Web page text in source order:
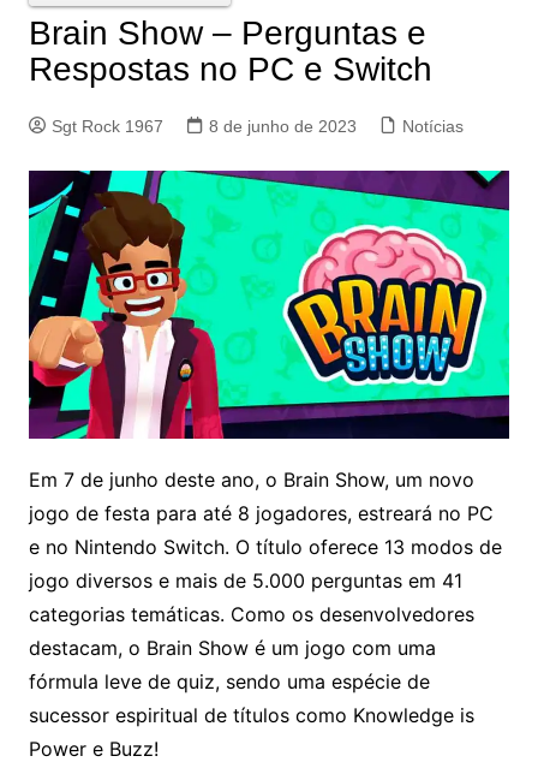
Brain Show – Perguntas e
Respostas no PC e Switch
Sgt Rock 1967 8 de junho de 2023 Notícias
Em 7 de junho deste ano, o Brain Show, um novo
jogo de festa para até 8 jogadores, estreará no PC
e no Nintendo Switch. O título oferece 13 modos de
jogo diversos e mais de 5.000 perguntas em 41
categorias temáticas. Como os desenvolvedores
destacam, o Brain Show é um jogo com uma
fórmula leve de quiz, sendo uma espécie de
sucessor espiritual de títulos como Knowledge is
Power e Buzz!